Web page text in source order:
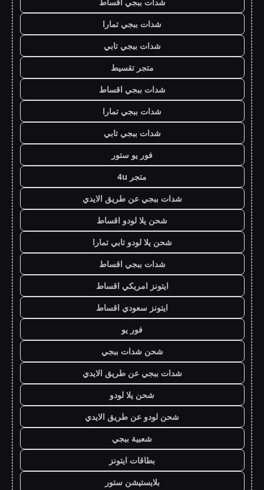
شدات ببجي تمارا
شدات ببجي تابي
متجر تقسيط
شدات ببجي اقساط
شدات ببجي تمارا
شدات ببجي تابي
فور يو ستور
متجر 4u
شدات ببجي عن طريق الايدي
شحن يلا لودو اقساط
شحن يلا لودو تابي تمارا
شدات ببجي اقساط
ايتونز امريكي اقساط
ايتونز سعودي اقساط
فور يو
شحن شدات ببجي
شدات ببجي عن طريق الايدي
شحن يلا لودو
شحن لودو عن طريق الايدي
شعبية ببجي
بطاقات ايتونز
بلايستيشن ستور